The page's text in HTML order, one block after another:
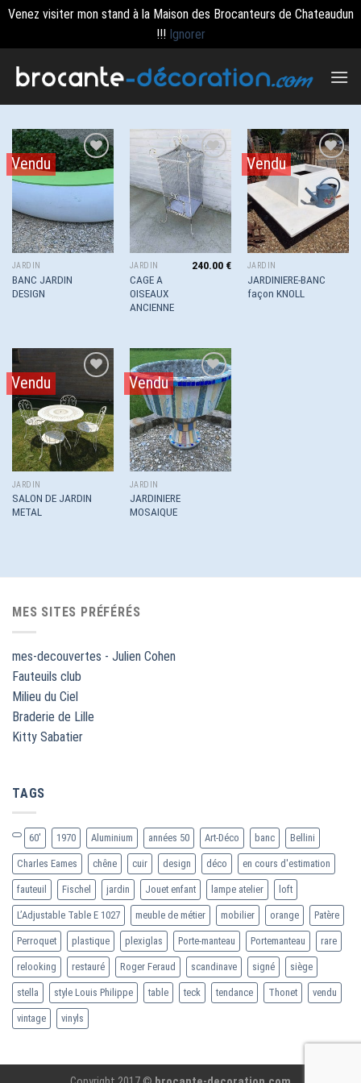
Venez visiter mon stand à la Maison des Brocanteurs de Chateaudun
!!! Ignorer
Vendu
Ajouter
à la
JARDIN
BANC JARDIN
DESIGN
Ajouter
à la
wishlist
JARDIN
CAGE A
OISEAUX
ANCIENNE
240.00 €
Vendu
Ajouter
à la
wishlist
JARDIN
JARDINIERE-BANC
façon KNOLL
Vendu
à la
wishlist
JARDIN
SALON DE JARDIN
METAL
Vendu
Ajouter
à la
wishlist
JARDIN
JARDINIERE
MOSAIQUE
MES SITES PRÉFÉRÉS
mes-decouvertes - Julien Cohen
Fauteuils club
Milieu du Ciel
Braderie de Lille
Kitty Sabatier
TAGS
60' 1970 Aluminium années 50 Art-Déco banc Bellini
Charles Eames chêne cuir design déco en cours d'estimation
fauteuil Fischel jardin Jouet enfant lampe atelier loft
L’Adjustable Table E 1027 meuble de métier mobilier orange Patère
Perroquet plastique plexiglas Porte-manteau Portemanteau rare
relooking restauré Roger Feraud scandinave signé siège
stella style Louis Philippe table teck tendance Thonet vendu
vintage vinyls